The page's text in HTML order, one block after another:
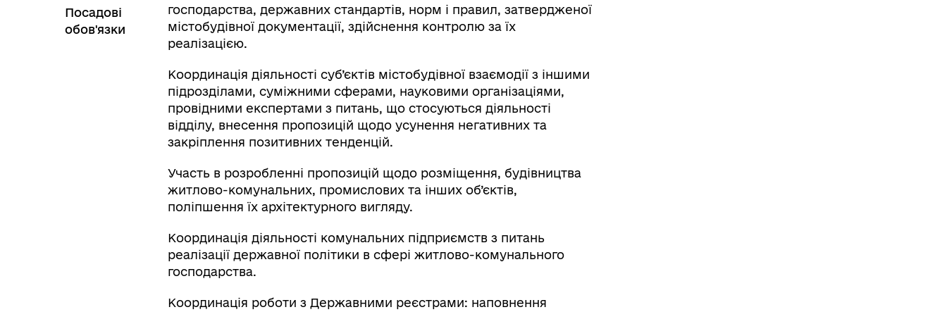
Посадові
обов'язки
господарства, державних стандартів, норм і правил, затвердженої
містобудівної документації, здійснення контролю за їх
реалізацією.
Координація діяльності суб’єктів містобудівної взаємодії з іншими
підрозділами, суміжними сферами, науковими організаціями,
провідними експертами з питань, що стосуються діяльності
відділу, внесення пропозицій щодо усунення негативних та
закріплення позитивних тенденцій.
Участь в розробленні пропозицій щодо розміщення, будівництва
житлово-комунальних, промислових та інших об’єктів,
поліпшення їх архітектурного вигляду.
Координація діяльності комунальних підприємств з питань
реалізації державної політики в сфері житлово-комунального
господарства.
Координація роботи з Державними реєстрами: наповнення